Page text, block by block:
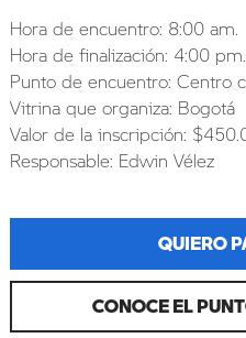
Hora de encuentro: 8:00 am.
Hora de finalización: 4:00 pm.
Punto de encuentro: Centro
Vitrina que organiza: Bogotá
Valor de la inscripción:
Responsable: Edwin Vélez
QUIERO
CONOCE EL